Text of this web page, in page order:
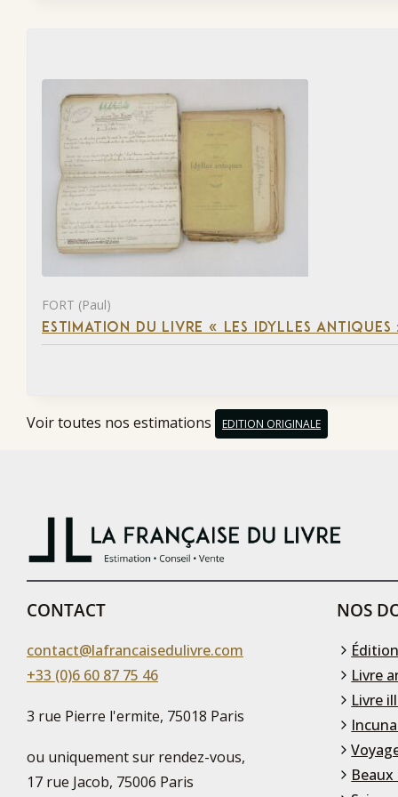
FORT (Paul)
ESTIMATION DU LIVRE « LES IDYLLES
Voir toutes nos estimations EDITION ORIGINALE
CONTACT
contact@lafrancaisedulivre.com
+33 (0)6 60 87 75 46
3 rue Pierre l'ermite, 75018 Paris
ou uniquement sur rendez-vous,
17 rue Jacob, 75006 Paris
NOS
Livre
Livre